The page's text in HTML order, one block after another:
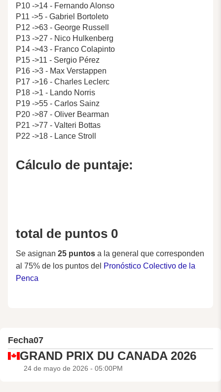
P10 ->14 - Fernando Alonso
P11 ->5 - Gabriel Bortoleto
P12 ->63 - George Russell
P13 ->27 - Nico Hulkenberg
P14 ->43 - Franco Colapinto
P15 ->11 - Sergio Pérez
P16 ->3 - Max Verstappen
P17 ->16 - Charles Leclerc
P18 ->1 - Lando Norris
P19 ->55 - Carlos Sainz
P20 ->87 - Oliver Bearman
P21 ->77 - Valteri Bottas
P22 ->18 - Lance Stroll
Cálculo de puntaje:
total de puntos 0
Se asignan 25 puntos a la general que corresponden
al 75% de los puntos del Pronóstico Colectivo de la
Penca
Fecha07
GRAND PRIX DU CANADA 2026
24 de mayo de 2026 - 05:00PM